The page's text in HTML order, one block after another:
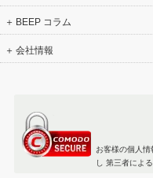
BEEP コラム
会社情報
お客様の個人
し 第三者によ